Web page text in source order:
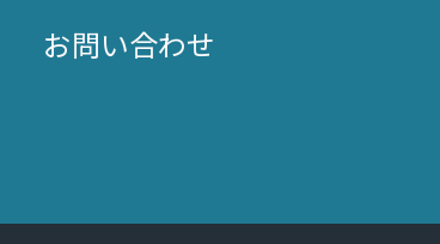
お問い合わせ